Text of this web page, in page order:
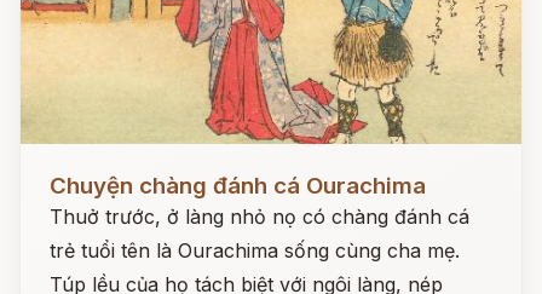
Chuyện chàng đánh cá Ourachima
Thuở trước, ở làng nhỏ nọ có chàng đánh cá
trẻ tuổi tên là Ourachima sống cùng cha mẹ.
Túp lều của họ tách biệt với ngôi làng, nép